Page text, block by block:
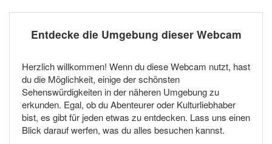
Entdecke die Umgebung dieser Webcam
Herzlich willkommen! Wenn du diese Webcam nutzt, hast
du die Möglichkeit, einige der schönsten
Sehenswürdigkeiten in der näheren Umgebung zu
erkunden. Egal, ob du Abenteurer oder Kulturliebhaber
bist, es gibt für jeden etwas zu entdecken. Lass uns einen
Blick darauf werfen, was du alles besuchen kannst.